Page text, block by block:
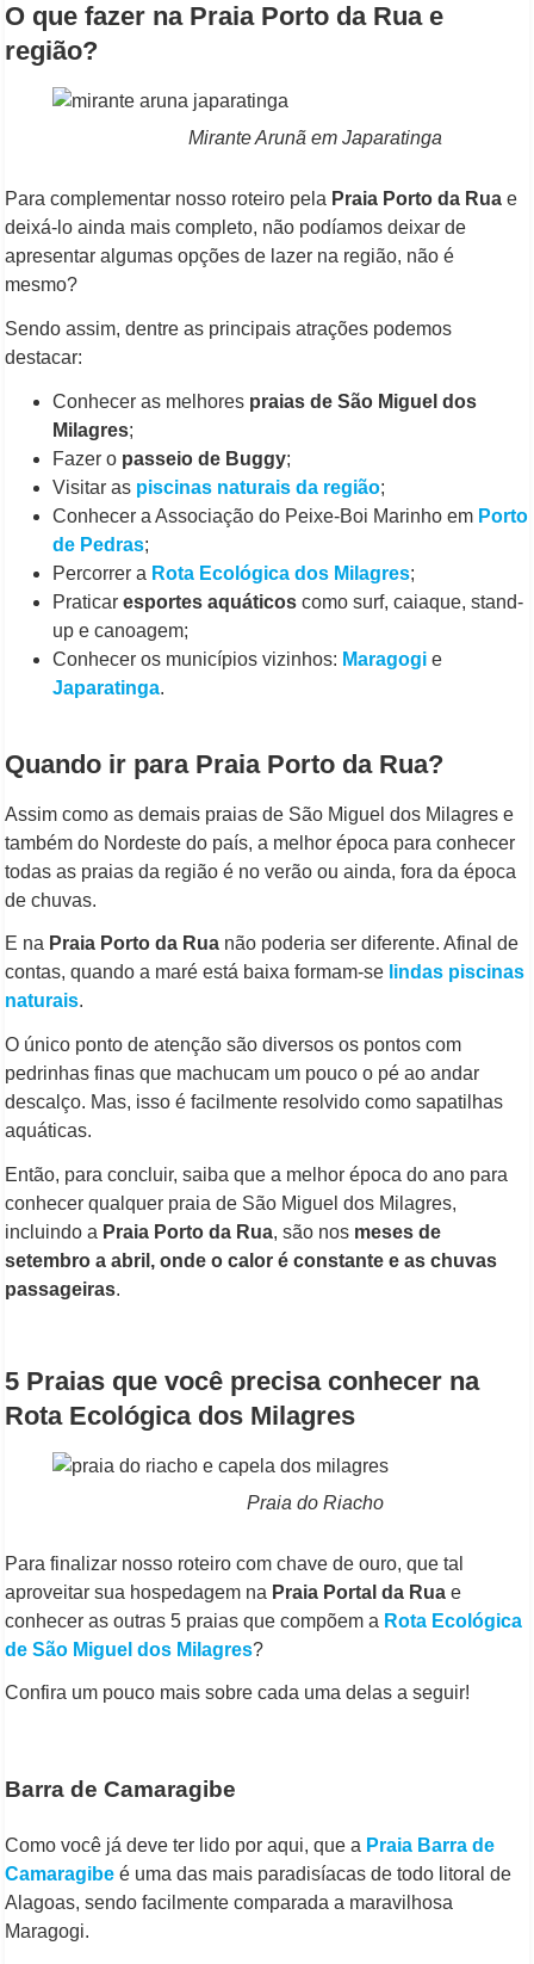
O que fazer na Praia Porto da Rua e
região?
Mirante Arunã em Japaratinga
Para complementar nosso roteiro pela Praia Porto da Rua e
deixá-lo ainda mais completo, não podíamos deixar de
apresentar algumas opções de lazer na região, não é
mesmo?
Sendo assim, dentre as principais atrações podemos
destacar:
Conhecer as melhores praias de São Miguel dos
Milagres;
Fazer o passeio de Buggy;
Visitar as piscinas naturais da região;
Conhecer a Associação do Peixe-Boi Marinho em Porto
de Pedras;
Percorrer a Rota Ecológica dos Milagres;
Praticar esportes aquáticos como surf, caiaque, stand-
up e canoagem;
Conhecer os municípios vizinhos: Maragogi e
Japaratinga.
Quando ir para Praia Porto da Rua?
Assim como as demais praias de São Miguel dos Milagres e
também do Nordeste do país, a melhor época para conhecer
todas as praias da região é no verão ou ainda, fora da época
de chuvas.
E na Praia Porto da Rua não poderia ser diferente. Afinal de
contas, quando a maré está baixa formam-se lindas piscinas
naturais.
O único ponto de atenção são diversos os pontos com
pedrinhas finas que machucam um pouco o pé ao andar
descalço. Mas, isso é facilmente resolvido como sapatilhas
aquáticas.
Então, para concluir, saiba que a melhor época do ano para
conhecer qualquer praia de São Miguel dos Milagres,
incluindo a Praia Porto da Rua, são nos meses de
setembro a abril, onde o calor é constante e as chuvas
passageiras.
5 Praias que você precisa conhecer na
Rota Ecológica dos Milagres
Praia do Riacho
Para finalizar nosso roteiro com chave de ouro, que tal
aproveitar sua hospedagem na Praia Portal da Rua e
conhecer as outras 5 praias que compõem a Rota Ecológica
de São Miguel dos Milagres?
Confira um pouco mais sobre cada uma delas a seguir!
Barra de Camaragibe
Como você já deve ter lido por aqui, que a Praia Barra de
Camaragibe é uma das mais paradisíacas de todo litoral de
Alagoas, sendo facilmente comparada a maravilhosa
Maragogi.